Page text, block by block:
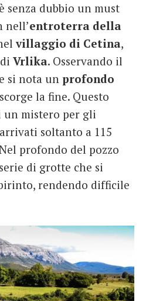
senza dubbio un must
nell’entroterra della
villaggio di Cetina,
Vrlika. Osservando il
si nota un profondo
la fine. Questo
un mistero per gli
soltanto a 115
profondo del pozzo
di grotte che si
rendendo difficile